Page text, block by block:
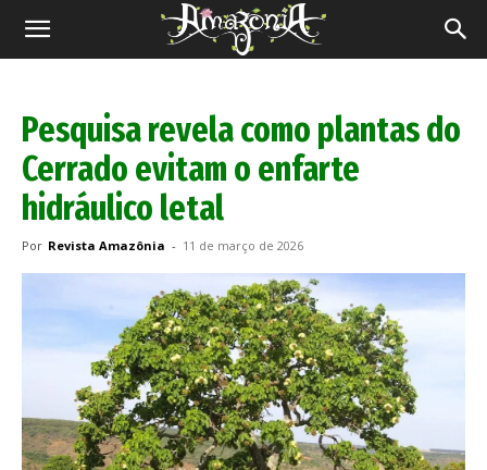
Revista
Pesquisa revela como plantas do
Cerrado evitam o enfarte
hidráulico letal
Por Revista Amazônia - 11 de março de 2026